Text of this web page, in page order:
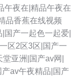
午夜在|精品午夜在
品香蕉在线视频
国产一起色一起爱|
区2区3区|国产一
亚洲|国产av网|
av午夜精品|国产